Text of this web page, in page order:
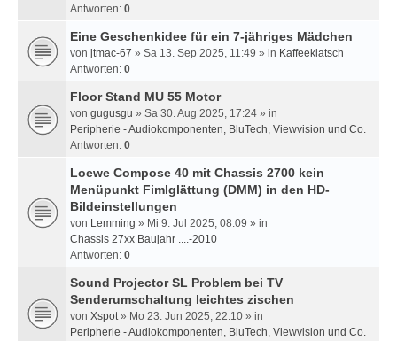
Antworten: 0
Eine Geschenkidee für ein 7-jähriges Mädchen
von jtmac-67 » Sa 13. Sep 2025, 11:49 » in Kaffeeklatsch
Antworten: 0
Floor Stand MU 55 Motor
von gugusgu » Sa 30. Aug 2025, 17:24 » in
Peripherie - Audiokomponenten, BluTech, Viewvision und Co.
Antworten: 0
Loewe Compose 40 mit Chassis 2700 kein
Menüpunkt Fimlglättung (DMM) in den HD-
Bildeinstellungen
von Lemming » Mi 9. Jul 2025, 08:09 » in
Chassis 27xx Baujahr ....-2010
Antworten: 0
Sound Projector SL Problem bei TV
Senderumschaltung leichtes zischen
von Xspot» Mo 23. Jun 2025, 22:10 » in
Peripherie - Audiokomponenten, BluTech, Viewvision und Co.